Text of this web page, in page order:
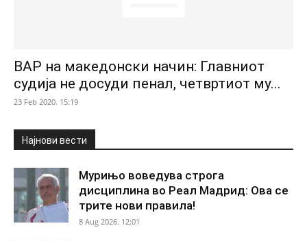
ВАР на македонски начин: Главниот
судија не досуди пенал, четвртиот му...
23 Feb 2020. 15:19
Најнови вести
Мурињо воведува строга
дисциплина во Реал Мадрид: Ова се
трите нови правила!
8 Aug 2026. 12:01